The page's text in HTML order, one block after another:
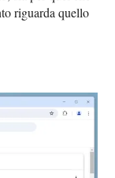
riguarda quello